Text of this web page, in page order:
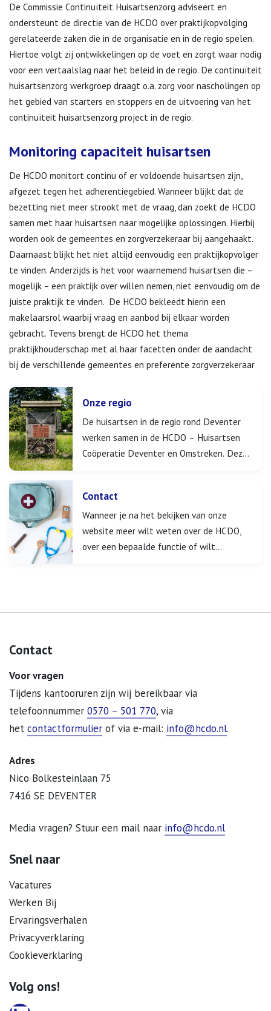
De Commissie Continuïteit Huisartsenzorg adviseert en
ondersteunt de directie van de HCDO over praktijkopvolging
gerelateerde zaken die in de organisatie en in de regio spelen.
Hiertoe volgt zij ontwikkelingen op de voet en zorgt waar nodig
voor een vertaalslag naar het beleid in de regio. De continuïteit
huisartsenzorg werkgroep draagt o.a. zorg voor nascholingen op
het gebied van starters en stoppers en de uitvoering van het
continuïteit huisartsenzorg project in de regio.
Monitoring capaciteit huisartsen
De HCDO monitort continu of er voldoende huisartsen zijn,
afgezet tegen het adherentiegebied. Wanneer blijkt dat de
bezetting niet meer strookt met de vraag, dan zoekt de HCDO
samen met haar huisartsen naar mogelijke oplossingen. Hierbij
worden ook de gemeentes en zorgverzekeraar bij aangehaakt.
Daarnaast blijkt het niet altijd eenvoudig een praktijkopvolger
te vinden. Anderzijds is het voor waarnemend huisartsen die –
mogelijk – een praktijk over willen nemen, niet eenvoudig om de
juiste praktijk te vinden. De HCDO bekleedt hierin een
makelaarsrol waarbij vraag en aanbod bij elkaar worden
gebracht. Tevens brengt de HCDO het thema
praktijkhouderschap met al haar facetten onder de aandacht
bij de verschillende gemeentes en preferente zorgverzekeraar
Onze regio
De huisartsen in de regio rond Deventer
werken samen in de HCDO – Huisartsen
Coöperatie Deventer en Omstreken. Deze
Contact
Wanneer je na het bekijken van onze
website meer wilt weten over de HCDO,
over een bepaalde functie of wilt…
Contact
Voor vragen
Tijdens kantooruren zijn wij bereikbaar via
telefoonnummer 0570 – 501 770, via
het contactformulier of via e-mail: info@hcdo.nl.
Adres
Nico Bolkesteinlaan 75
7416 SE DEVENTER
Media vragen? Stuur een mail naar info@hcdo.nl
Snel naar
Vacatures
Werken Bij
Ervaringsverhalen
Privacyverklaring
Cookieverklaring
Volg ons!